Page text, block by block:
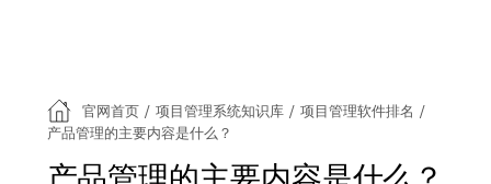
官网首页 / 项目管理系统知识库 / 项目管理软件排名 /
产品管理的主要内容是什么？